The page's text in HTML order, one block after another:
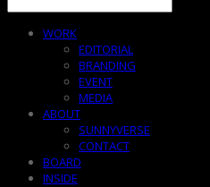
WORK
EDITORIAL
BRANDING
EVENT
MEDIA
ABOUT
SUNNYVERSE
CONTACT
BOARD
INSIDE